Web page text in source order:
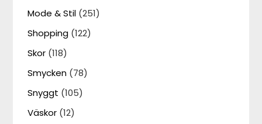
Mode & Stil (251)
Shopping (122)
Skor (118)
Smycken (78)
Snyggt (105)
Väskor (12)